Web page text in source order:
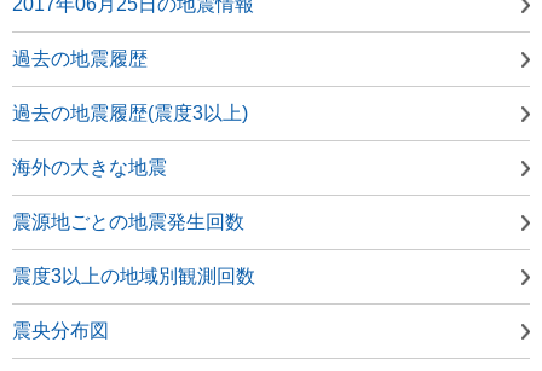
過去の地震履歴
過去の地震履歴(震度3以上)
海外の大きな地震
震源地ごとの地震発生回数
震度3以上の地域別観測回数
震央分布図